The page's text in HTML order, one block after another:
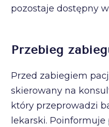
pozostaje dostępny
Przebieg
Przed zabiegiem
skierowany na
który przeprowadzi
lekarski.